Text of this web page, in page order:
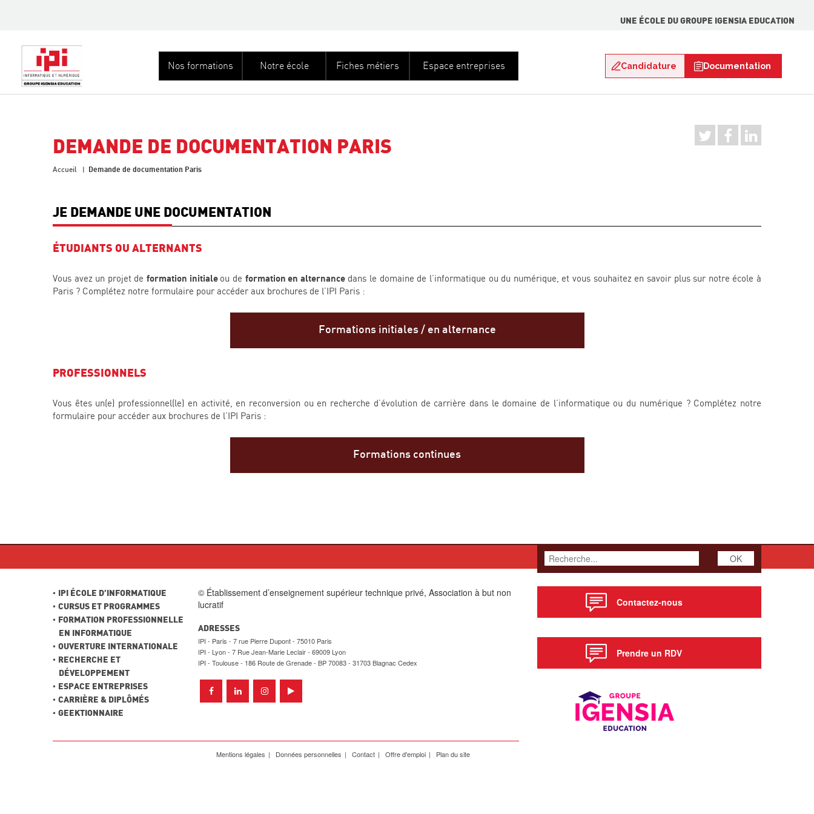
UNE ÉCOLE DU GROUPE IGENSIA EDUCATION
Nos formations Notre école Fiches métiers Espace entreprises Candidature Documentation
DEMANDE DE DOCUMENTATION PARIS
Accueil Demande de documentation Paris
JE DEMANDE UNE DOCUMENTATION
ÉTUDIANTS OU ALTERNANTS
Vous avez un projet deformation initiale ou de formation en alternancedans le domaine de l’informatique ou du numérique, et vous souhaitez en savoir plus sur notre école à
Paris ? Complétez notre formulaire pour accéder aux brochures de l’IPI Paris :
Formations initiales / en alternance
PROFESSIONNELS
Vous êtes un(e) professionnel(le) en activité, en reconversion ou en recherche d’évolution de carrière dans le domaine de l’informatique ou du numérique ? Complétez notre
formulaire pour accéder aux brochures de l’IPI Paris :
Formations continues
Contactez-nous
Prendre un RDV
IPI ÉCOLE D’INFORMATIQUE
CURSUS ET PROGRAMMES
FORMATION PROFESSIONNELLE
EN INFORMATIQUE
OUVERTURE INTERNATIONALE
RECHERCHE ET
DÉVELOPPEMENT
ESPACE ENTREPRISES
CARRIÈRE & DIPLÔMÉS
GEEKTIONNAIRE
© Établissement d’enseignement supérieur technique privé, Association à but non
lucratif
ADRESSES
Paris - 7 rue Pierre Dupont - 75010 Paris
Lyon - 7 Rue Jean-Marie Leclair - 69009 Lyon
Toulouse - 186 Route de Grenade - BP 70083 - 31703 Blagnac Cedex
Mentions légales Données personnelles Contact Offre d'emploi Plan du site